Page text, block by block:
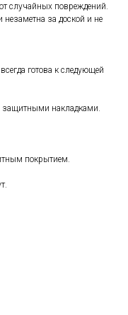
случайных повреждений.
за доской и не
готова к следующей
защитными накладками.
покрытием.